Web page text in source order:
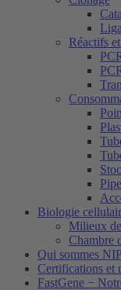
Réactifs
Biologie
Milieux
Chambre
Qui sommes
Certifications et
FastGene −